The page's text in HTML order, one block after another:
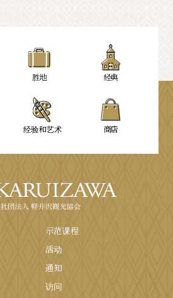
胜地 经典
经验和艺术 商店
示范课程
活动
通知
访问